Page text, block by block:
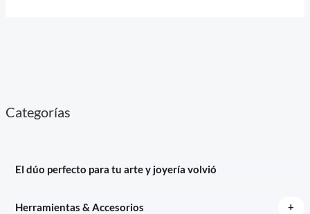
Categorías
El dúo perfecto para tu arte y joyería volvió
Herramientas & Accesorios +